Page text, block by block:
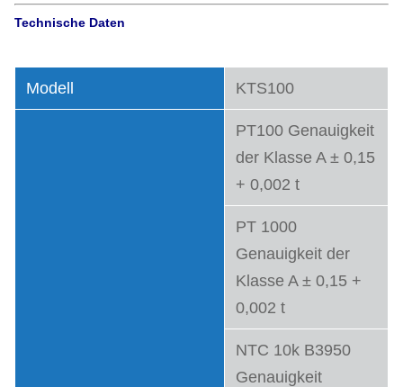
Technische Daten
Modell KTS100
PT100 Genauigkeit
der Klasse A ± 0,15
+ 0,002 t
PT 1000
Genauigkeit der
Klasse A ± 0,15 +
0,002 t
NTC 10k B3950
Genauigkeit